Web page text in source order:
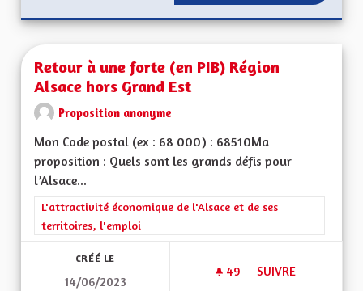
Retour à une forte (en PIB) Région
Alsace hors Grand Est
Proposition anonyme
Mon Code postal (ex : 68 000) : 68510Ma
proposition : Quels sont les grands défis pour
l’Alsace...
Filtrer les résultats de la catégorie : L'attractivité
L'attractivité économique de l'Alsace et de ses
territoires, l'emploi
CRÉÉ LE
14/06/2023
49 49 ABONNÉS
SUIVRE